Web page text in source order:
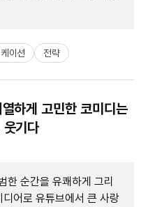
이션 전략
하게 고민한 코미디는
기다
한 순간을 유쾌하게 그리
어로 유튜브에서 큰 사랑